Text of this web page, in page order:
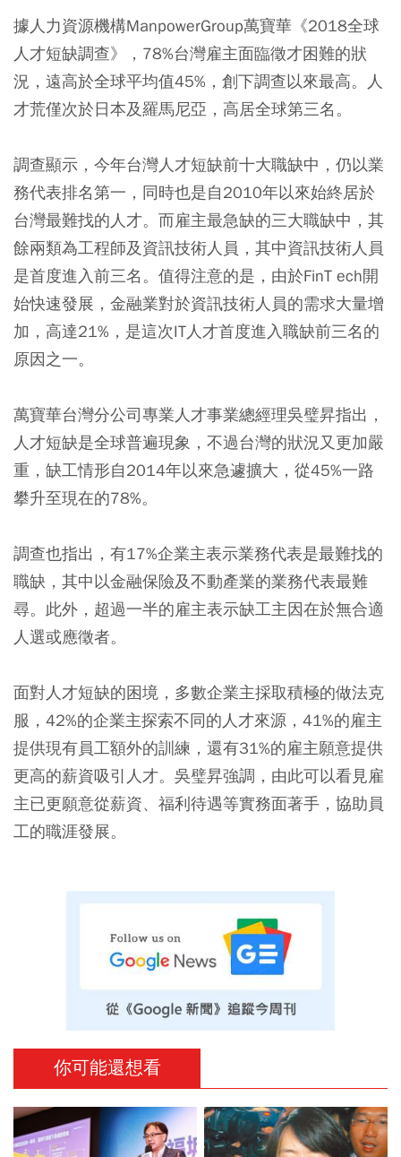
據人力資源機構ManpowerGroup萬寶華《2018全球
人才短缺調查》，78%台灣雇主面臨徵才困難的狀
況，遠高於全球平均值45%，創下調查以來最高。人
才荒僅次於日本及羅馬尼亞，高居全球第三名。
調查顯示，今年台灣人才短缺前十大職缺中，仍以業
務代表排名第一，同時也是自2010年以來始終居於
台灣最難找的人才。而雇主最急缺的三大職缺中，其
餘兩類為工程師及資訊技術人員，其中資訊技術人員
是首度進入前三名。值得注意的是，由於FinT ech開
始快速發展，金融業對於資訊技術人員的需求大量增
加，高達21%，是這次IT人才首度進入職缺前三名的
原因之一。
萬寶華台灣分公司專業人才事業總經理吳璧昇指出，
人才短缺是全球普遍現象，不過台灣的狀況又更加嚴
重，缺工情形自2014年以來急遽擴大，從45%一路
攀升至現在的78%。
調查也指出，有17%企業主表示業務代表是最難找的
職缺，其中以金融保險及不動產業的業務代表最難
尋。此外，超過一半的雇主表示缺工主因在於無合適
人選或應徵者。
面對人才短缺的困境，多數企業主採取積極的做法克
服，42%的企業主探索不同的人才來源，41%的雇主
提供現有員工額外的訓練，還有31%的雇主願意提供
更高的薪資吸引人才。吳璧昇強調，由此可以看見雇
主已更願意從薪資、福利待遇等實務面著手，協助員
工的職涯發展。
你可能還想看